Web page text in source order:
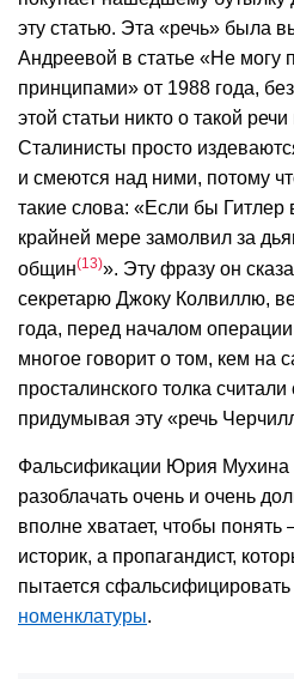
эту статью. Эта «речь» была
Андреевой в статье «Не могу
принципами» от 1988 года,
этой статьи никто о такой
Сталинисты просто
и смеются над ними, потому
такие слова: «Если бы Гитлер
крайней мере замолвил за
общин 13 ». Эту фразу он
секретарю Джоку Колвиллю,
года, перед началом
многое говорит о том, кем на
просталинского толка
придумывая эту «речь
Фальсификации Юрия
разоблачать очень и очень
вполне хватает, чтобы понять
историк, а пропагандист,
пытается
номенклатуры.